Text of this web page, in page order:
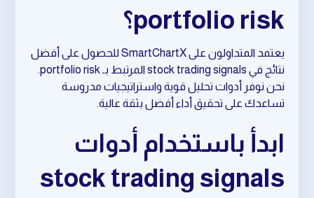
portfolio risk؟
يعتمد المتداولون على SmartChartX للحصول على أفضل
نتائج في stock trading signals المرتبط بـ portfolio risk.
نحن نوفر أدوات تحليل قوية واستراتيجيات مدروسة
تساعدك على تحقيق أداء أفضل بثقة عالية.
ابدأ باستخدام أدوات
stock trading signals